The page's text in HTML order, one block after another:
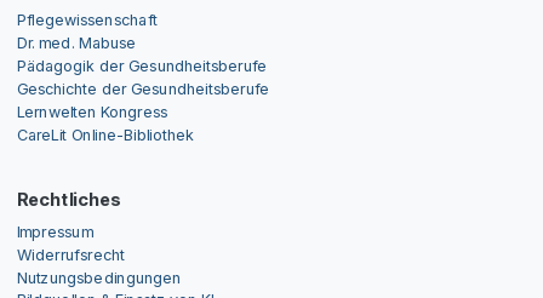
Pflegewissenschaft
Dr. med. Mabuse
Pädagogik der Gesundheitsberufe
Geschichte der Gesundheitsberufe
Lernwelten Kongress
CareLit Online-Bibliothek
Rechtliches
Impressum
Widerrufsrecht
Nutzungsbedingungen